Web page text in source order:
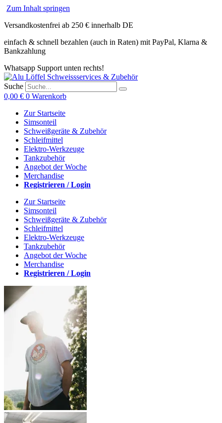
Zum Inhalt springen
Versandkostenfrei ab 250 € innerhalb DE
einfach & schnell bezahlen (auch in Raten) mit PayPal, Klarna &
Bankzahlung
Whatsapp Support unten rechts!
Suche
0,00 € 0 Warenkorb
Zur Startseite
Simsonteil
Schweißgeräte & Zubehör
Schleifmittel
Elektro-Werkzeuge
Tankzubehör
Angebot der Woche
Merchandise
Registrieren / Login
Zur Startseite
Simsonteil
Schweißgeräte & Zubehör
Schleifmittel
Elektro-Werkzeuge
Tankzubehör
Angebot der Woche
Merchandise
Registrieren / Login